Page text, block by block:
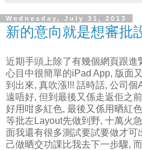
Wednesday, July 31, 2013
新的意向就是想審批
近期手頭上除了有幾個網頁跟進
心目中很簡單的iPad App, 版面
到出來, 真吹漲!!! 話時話, 公司
遠唔好, 但到最後又係走返佢之
好用咁多紅色, 最後又係用晒紅
等批左Layout先做到野, 十萬火
面我還有很多測試要試要做才可
己做晒交功課比我去下一步驟,